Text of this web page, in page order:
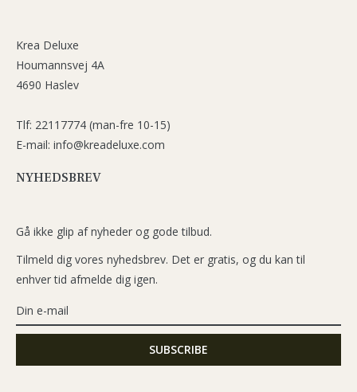
Krea Deluxe
Houmannsvej 4A
4690 Haslev
Tlf: 22117774 (man-fre 10-15)
E-mail: info@kreadeluxe.com
NYHEDSBREV
Gå ikke glip af nyheder og gode tilbud.
Tilmeld dig vores nyhedsbrev. Det er gratis, og du kan til
enhver tid afmelde dig igen.